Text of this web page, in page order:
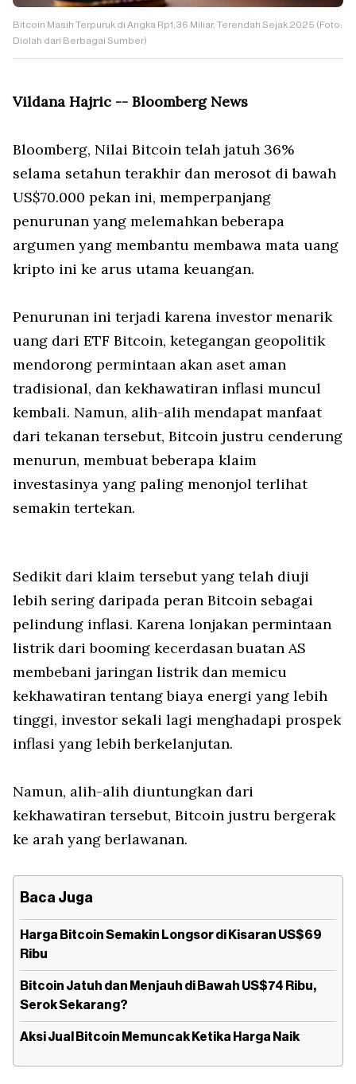
Bitcoin Masih Terpuruk di Angka Rp1,36 Miliar, Terendah Sejak 2025 (Foto:
Diolah dari Berbagai Sumber)
Vildana Hajric -- Bloomberg News
Bloomberg, Nilai Bitcoin telah jatuh 36%
selama setahun terakhir dan merosot di bawah
US$70.000 pekan ini, memperpanjang
penurunan yang melemahkan beberapa
argumen yang membantu membawa mata uang
kripto ini ke arus utama keuangan.
Penurunan ini terjadi karena investor menarik
uang dari ETF Bitcoin, ketegangan geopolitik
mendorong permintaan akan aset aman
tradisional, dan kekhawatiran inflasi muncul
kembali. Namun, alih-alih mendapat manfaat
dari tekanan tersebut, Bitcoin justru cenderung
menurun, membuat beberapa klaim
investasinya yang paling menonjol terlihat
semakin tertekan.
Sedikit dari klaim tersebut yang telah diuji
lebih sering daripada peran Bitcoin sebagai
pelindung inflasi. Karena lonjakan permintaan
listrik dari booming kecerdasan buatan AS
membebani jaringan listrik dan memicu
kekhawatiran tentang biaya energi yang lebih
tinggi, investor sekali lagi menghadapi prospek
inflasi yang lebih berkelanjutan.
Namun, alih-alih diuntungkan dari
kekhawatiran tersebut, Bitcoin justru bergerak
ke arah yang berlawanan.
Baca Juga
Harga Bitcoin Semakin Longsor di Kisaran US$69
Ribu
Bitcoin Jatuh dan Menjauh di Bawah US$74 Ribu,
Serok Sekarang?
Aksi Jual Bitcoin Memuncak Ketika Harga Naik